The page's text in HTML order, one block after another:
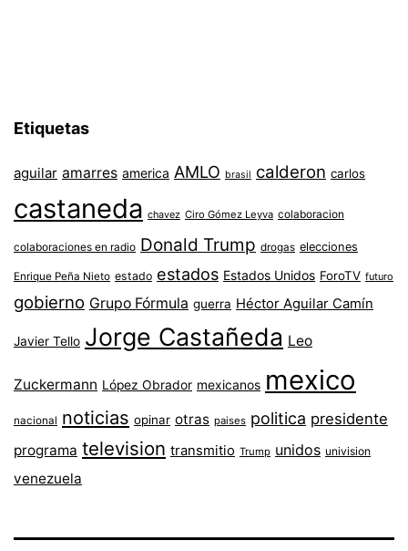
Etiquetas
aguilar amarres america AMLO brasil calderon carlos
castaneda chavez Ciro Gómez Leyva colaboracion
colaboraciones en radio Donald Trump drogas elecciones
Enrique Peña Nieto estado estados Estados Unidos ForoTV futuro
gobierno Grupo Fórmula guerra Héctor Aguilar Camín
Javier Tello Jorge Castañeda Leo
Zuckermann López Obrador mexicanos mexico
nacional noticias opinar otras paises politica presidente
programa television transmitio Trump unidos univision
venezuela